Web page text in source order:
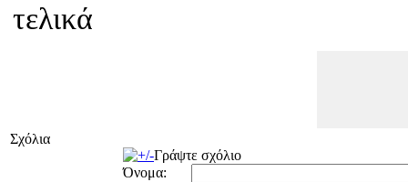
τελικά
Σχόλια
Γράψτε σχόλιο
Όνομα: